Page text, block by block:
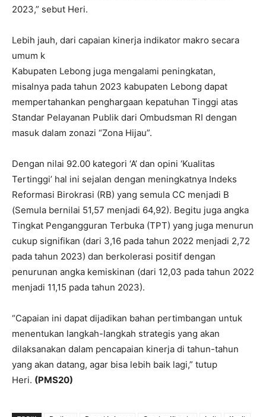
2023,” sebut Heri.
Lebih jauh, dari capaian kinerja indikator makro secara
umum k
Kabupaten Lebong juga mengalami peningkatan,
misalnya pada tahun 2023 kabupaten Lebong dapat
mempertahankan penghargaan kepatuhan Tinggi atas
Standar Pelayanan Publik dari Ombudsman RI dengan
masuk dalam zonazi “Zona Hijau”.
Dengan nilai 92.00 kategori ‘A’ dan opini ‘Kualitas
Tertinggi’ hal ini sejalan dengan meningkatnya Indeks
Reformasi Birokrasi (RB) yang semula CC menjadi B
(Semula bernilai 51,57 menjadi 64,92). Begitu juga angka
Tingkat Pengangguran Terbuka (TPT) yang juga menurun
cukup signifikan (dari 3,16 pada tahun 2022 menjadi 2,72
pada tahun 2023) dan berkolerasi positif dengan
penurunan angka kemiskinan (dari 12,03 pada tahun 2022
menjadi 11,15 pada tahun 2023).
“Capaian ini dapat dijadikan bahan pertimbangan untuk
menentukan langkah-langkah strategis yang akan
dilaksanakan dalam pencapaian kinerja di tahun-tahun
yang akan datang, agar bisa lebih baik lagi,” tutup
Heri. (PMS20)